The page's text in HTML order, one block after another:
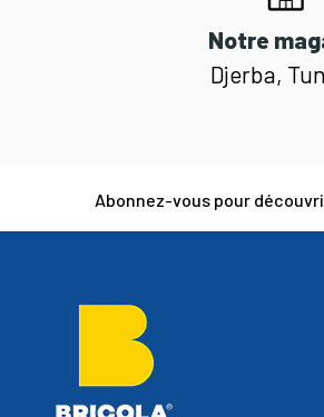
Notre
Djerba,
Abonnez-vous pour